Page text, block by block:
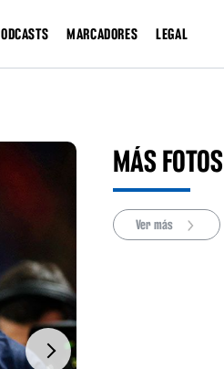
MARCADORES LEGAL
Next
MÁS FOTOS
Ver más